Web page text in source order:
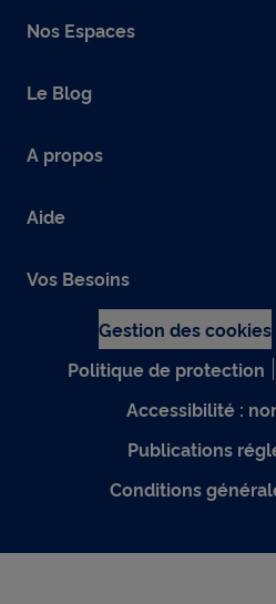
Nos Espaces
Le Blog
A propos
Aide
Vos Besoins
Gestion des cookies
Politique de protection
Accessibilité :
Publications
Conditions